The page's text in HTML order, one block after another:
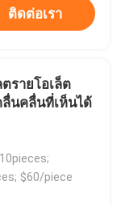
ติดต่อเรา
รายโอเล็ต
ลื่นคลื่นที่เห็นได้
$60/piece